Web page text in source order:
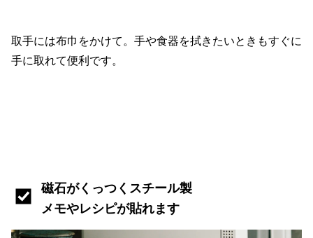
取手には布巾をかけて。手や食器を拭きたいときもすぐに
手に取れて便利です。
磁石がくっつくスチール製
メモやレシピが貼れます